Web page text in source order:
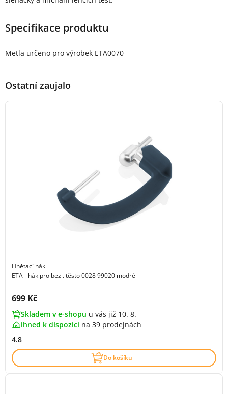
Specifikace produktu
Metla určeno pro výrobek ETA0070
Ostatní zaujalo
Hnětací hák
ETA - hák pro bezl. těsto 0028 99020 modré
Cena s DPH:
699 Kč
Skladem v e-shopu u vás již 10. 8.
ihned k dispozici na 39 prodejnách
4.8
Do košíku